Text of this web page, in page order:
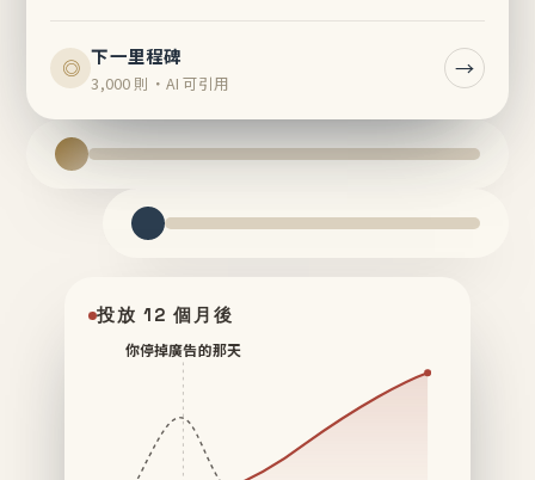
◎ 下一里程碑
3,000 則・AI 可引用
→
投放 12 個月後
你停掉廣告的那天